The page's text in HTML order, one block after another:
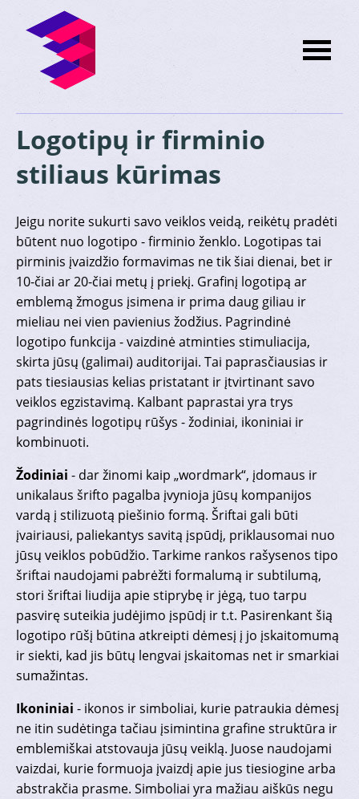
Logotipų ir firminio
stiliaus kūrimas
Jeigu norite sukurti savo veiklos veidą, reikėtų pradėti
būtent nuo logotipo - firminio ženklo. Logotipas tai
pirminis įvaizdžio formavimas ne tik šiai dienai, bet ir
10-čiai ar 20-čiai metų į priekį. Grafinį logotipą ar
emblemą žmogus įsimena ir prima daug giliau ir
mieliau nei vien pavienius žodžius. Pagrindinė
logotipo funkcija - vaizdinė atminties stimuliacija,
skirta jūsų (galimai) auditorijai. Tai paprasčiausias ir
pats tiesiausias kelias pristatant ir įtvirtinant savo
veiklos egzistavimą. Kalbant paprastai yra trys
pagrindinės logotipų rūšys - žodiniai, ikoniniai ir
kombinuoti.
Žodiniai - dar žinomi kaip „wordmark“, įdomaus ir
unikalaus šrifto pagalba įvynioja jūsų kompanijos
vardą į stilizuotą piešinio formą. Šriftai gali būti
įvairiausi, paliekantys savitą įspūdį, priklausomai nuo
jūsų veiklos pobūdžio. Tarkime rankos rašysenos tipo
šriftai naudojami pabrėžti formalumą ir subtilumą,
stori šriftai liudija apie stiprybę ir jėgą, tuo tarpu
pasvirę suteikia judėjimo įspūdį ir t.t. Pasirenkant šią
logotipo rūšį būtina atkreipti dėmesį į jo įskaitomumą
ir siekti, kad jis būtų lengvai įskaitomas net ir smarkiai
sumažintas.
Ikoniniai - ikonos ir simboliai, kurie patraukia dėmesį
ne itin sudėtinga tačiau įsimintina grafine struktūra ir
emblemiškai atstovauja jūsų veiklą. Juose naudojami
vaizdai, kurie formuoja įvaizdį apie jus tiesiogine arba
abstrakčia prasme. Simboliai yra mažiau aiškūs negu